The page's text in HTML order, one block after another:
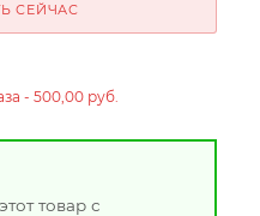
СЕЙЧАС
- 500,00 руб.
товар с